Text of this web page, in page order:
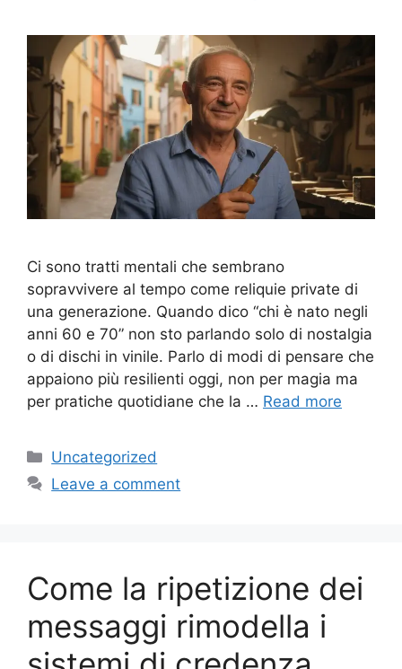
Ci sono tratti mentali che sembrano
sopravvivere al tempo come reliquie private di
una generazione. Quando dico “chi è nato negli
anni 60 e 70” non sto parlando solo di nostalgia
o di dischi in vinile. Parlo di modi di pensare che
appaiono più resilienti oggi, non per magia ma
per pratiche quotidiane che la … Read more
Categories
Uncategorized
Leave a comment
Come la ripetizione dei
messaggi rimodella i